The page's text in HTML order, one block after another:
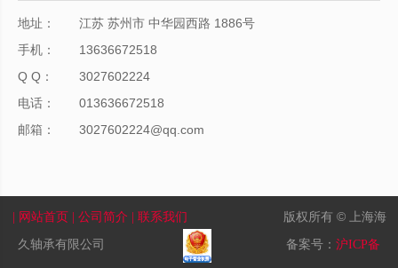
地址：
江苏 苏州市 中华园西路 1886号
手机：
13636672518
Q Q：
3027602224
电话：
013636672518
邮箱：
3027602224@qq.com
| 网站首页 | 公司简介 | 联系我们
版权所有 © 上海海
久轴承有限公司
备案号： 沪ICP备